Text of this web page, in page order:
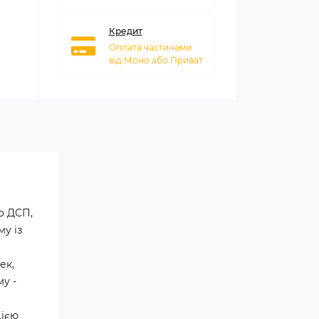
Кредит
Оплата частинами
від Моно або Приват
ДСП,
із
-